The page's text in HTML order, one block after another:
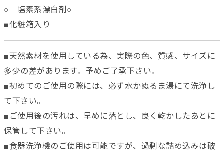
○ 塩素系漂白剤○
■化粧箱入り
■天然素材を使用している為、実際の色、質感、サイズに
多少の差があります。予めご了承下さい。
■初めてのご使用の際には、必ず水かぬるま湯にて洗浄し
て下さい。
■ご使用後の汚れは、早めに落とし、良く乾かしたあとに
保管して下さい。
■食器洗浄機のご使用は可能ですが、過剰な詰め込みは破